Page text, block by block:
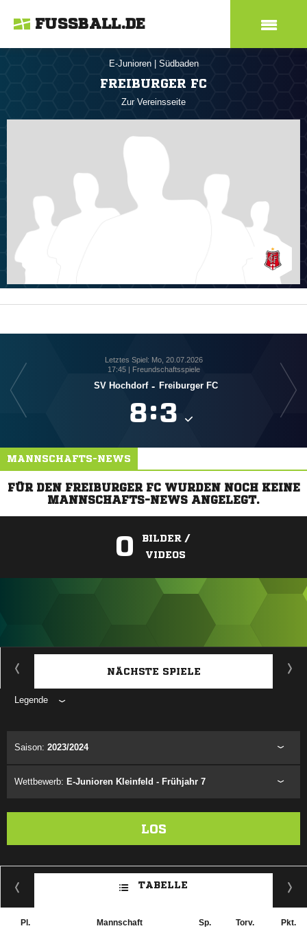
FUSSBALL.DE
E-Junioren Südbaden
FREIBURGER FC
Zur Vereinsseite
Letztes Spiel: Mo, 20.07.2026
17:45 | Freundschaftsspiele
SV Hochdorf - Freiburger FC
:
MANNSCHAFTS-NEWS
FÜR DEN FREIBURGER FC WURDEN NOCH KEINE
MANNSCHAFTS-NEWS ANGELEGT.
0
BILDER /
VIDEOS
ANZEIGE
NÄCHSTE SPIELE
Legende
Saison: 2023/2024
Wettbewerb: E-Junioren Kleinfeld - Frühjahr 7
LOS
TABELLE
Pl. Mannschaft Sp. Torv. Pkt.